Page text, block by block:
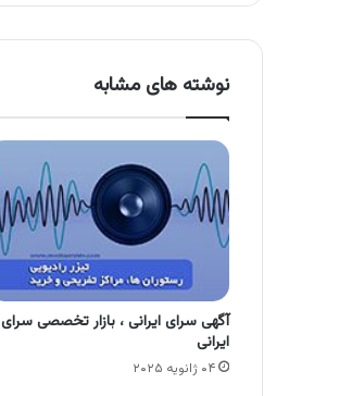
نوشته های مشابه
آگهی سرای ایرانی ، بازار تخصصی سرای
ایرانی
۰۴ ژانویه ۲۰۲۵